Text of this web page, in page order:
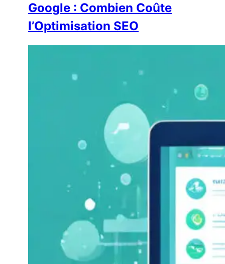
Google : Combien Coûte
l’Optimisation SEO